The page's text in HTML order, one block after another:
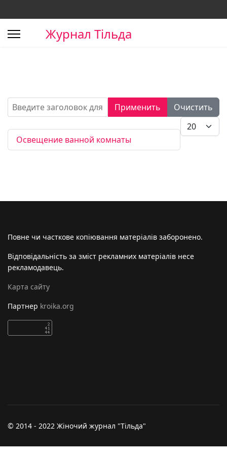
Журнал Тільда
Введите заголовок для поиска...Применить
Очистить
Кол-во
Освещение ванной комнаты
Повне чи часткове копіювання матеріалів заборонено.
Відповідальність за зміст рекламних матеріалів несе
рекламодавець.
Карта сайту
Партнер kroika.org
© 2014 - 2022 Жіночий журнал "Тільда"